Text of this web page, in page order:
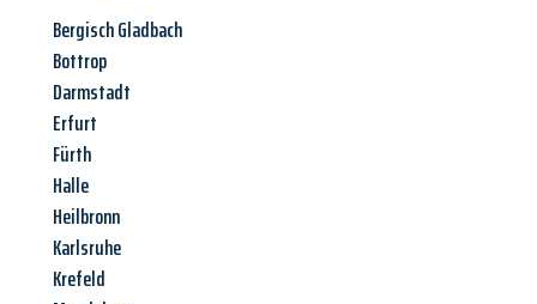
Bergisch Gladbach
Bottrop
Darmstadt
Erfurt
Fürth
Halle
Heilbronn
Karlsruhe
Krefeld